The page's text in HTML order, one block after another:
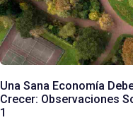
Una Sana Economía
Crecer: Observaciones
1